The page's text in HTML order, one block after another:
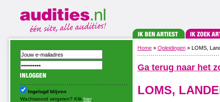
Ingelogd blijven
Wachtwoord vergeten? Klik hier.
Home » Opleidingen » LOMS,
Ga terug naar het
LOMS,